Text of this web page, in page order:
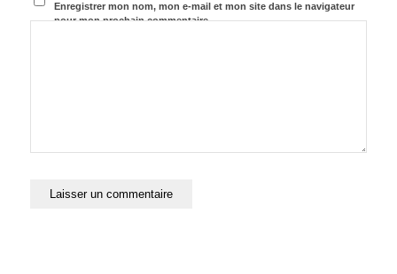
Enregistrer mon nom, mon e-mail et mon site dans le navigateur
pour mon prochain commentaire.